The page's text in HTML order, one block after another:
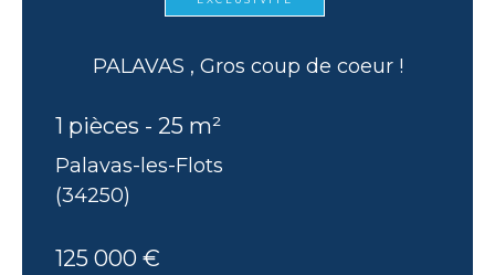
PALAVAS , Gros coup de coeur !
1 pièces - 25 m²
Palavas-les-Flots
(34250)
125 000 €